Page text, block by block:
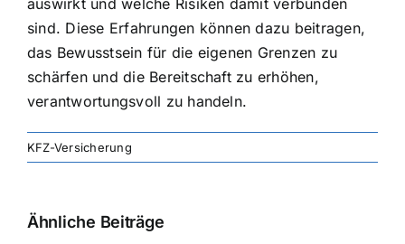
auswirkt und welche Risiken damit verbunden
sind. Diese Erfahrungen können dazu beitragen,
das Bewusstsein für die eigenen Grenzen zu
schärfen und die Bereitschaft zu erhöhen,
verantwortungsvoll zu handeln.
KFZ-Versicherung
Ähnliche Beiträge